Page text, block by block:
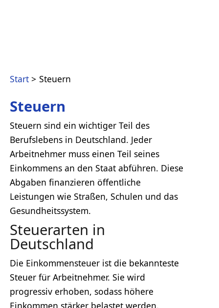
Start Steuern
Steuern
Steuern sind ein wichtiger Teil des
Berufslebens in Deutschland. Jeder
Arbeitnehmer muss einen Teil seines
Einkommens an den Staat abführen. Diese
Abgaben finanzieren öffentliche
Leistungen wie Straßen, Schulen und das
Gesundheitssystem.
Steuerarten in
Deutschland
Die Einkommensteuer ist die bekannteste
Steuer für Arbeitnehmer. Sie wird
progressiv erhoben, sodass höhere
Einkommen stärker belastet werden.